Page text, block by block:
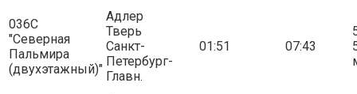
036С
"Северная
Пальмира
(двухэтажный)"
Адлер
Тверь
Санкт-
Петербург-
Главн.
01:51 07:43